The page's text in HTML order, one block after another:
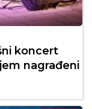
koncert
nagrađeni